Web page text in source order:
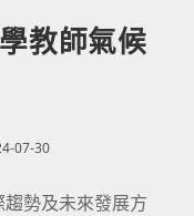
教師氣候
07-30
勢及未來發展方